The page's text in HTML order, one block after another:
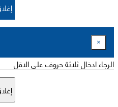
×
الرجاء ادخال ثلاثة حروف على الاقل